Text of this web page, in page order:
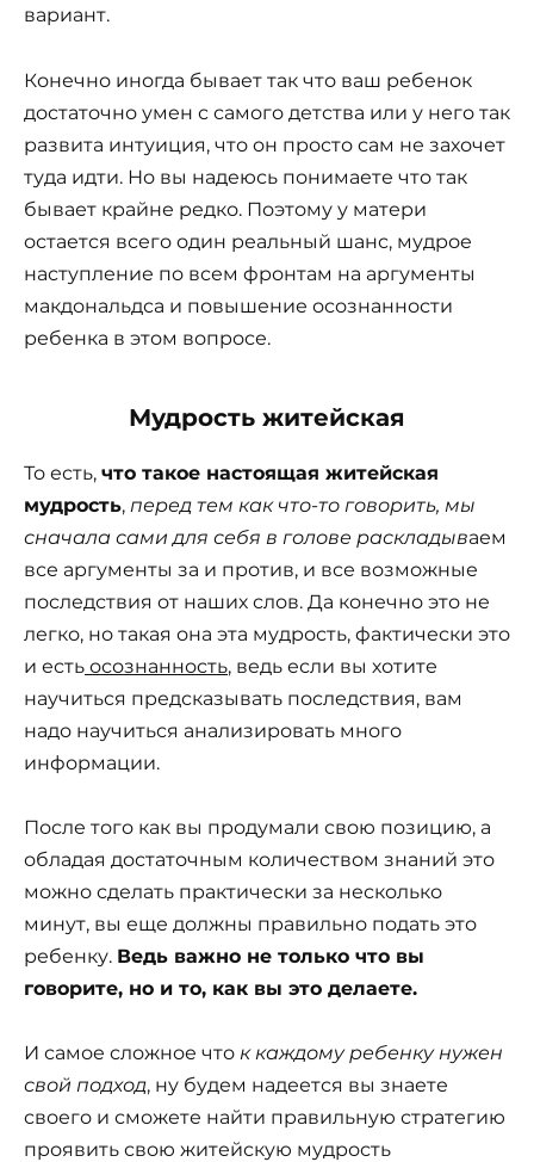
вариант.
Конечно иногда бывает так что ваш ребенок
достаточно умен с самого детства или у него так
развита интуиция, что он просто сам не захочет
туда идти. Но вы надеюсь понимаете что так
бывает крайне редко. Поэтому у матери
остается всего один реальный шанс, мудрое
наступление по всем фронтам на аргументы
макдональдса и повышение осознанности
ребенка в этом вопросе.
Мудрость житейская
То есть, что такое настоящая житейская
мудрость, перед тем как что-то говорить, мы
сначала сами для себя в голове раскладываем
все аргументы за и против, и все возможные
последствия от наших слов. Да конечно это не
легко, но такая она эта мудрость, фактически это
и есть осознанность, ведь если вы хотите
научиться предсказывать последствия, вам
надо научиться анализировать много
информации.
После того как вы продумали свою позицию, а
обладая достаточным количеством знаний это
можно сделать практически за несколько
минут, вы еще должны правильно подать это
ребенку. Ведь важно не только что вы
говорите, но и то, как вы это делаете.
И самое сложное что к каждому ребенку нужен
свой подход, ну будем надеется вы знаете
своего и сможете найти правильную стратегию
проявить свою житейскую мудрость